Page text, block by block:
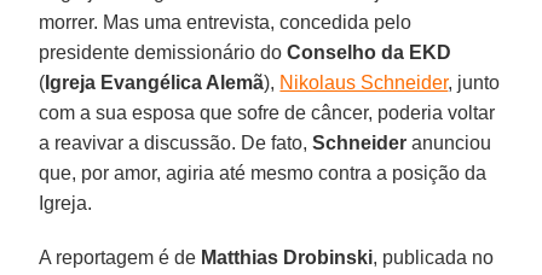
morrer. Mas uma entrevista, concedida pelo
presidente demissionário doConselho da EKD
( Igreja Evangélica Alemã), Nikolaus Schneider, junto
com a sua esposa que sofre de câncer, poderia voltar
a reavivar a discussão. De fato,Schneider anunciou
que, por amor, agiria até mesmo contra a posição da
Igreja.
A reportagem é de Matthias Drobinski, publicada no